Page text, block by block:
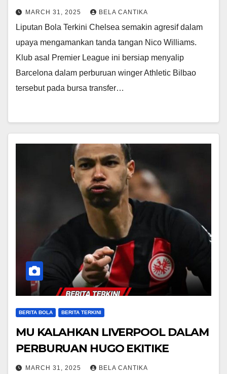
MARCH 31, 2025 BELA CANTIKA
Liputan Bola Terkini Chelsea semakin agresif dalam
upaya mengamankan tanda tangan Nico Williams.
Klub asal Premier League ini bersiap menyalip
Barcelona dalam perburuan winger Athletic Bilbao
tersebut pada bursa transfer…
BERITA BOLA BERITA TERKINI
MU KALAHKAN LIVERPOOL DALAM
PERBURUAN HUGO EKITIKE
MARCH 31, 2025 BELA CANTIKA